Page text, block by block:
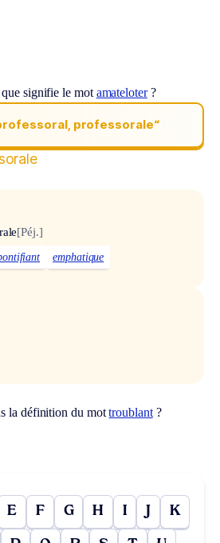
signifie le mot amateloter?
professorale“
[Péj.]
emphatique
la définition du mottroublant?
E F G H I J K